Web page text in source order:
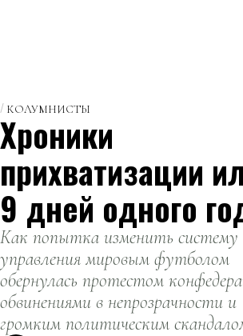
КОЛУМНИСТЫ
Хроники
прихватизации
9 дней одного
Как попытка изменить систему
управления мировым футболом
обернулась протестом
обвинениями в непрозрачности и
громким политическим